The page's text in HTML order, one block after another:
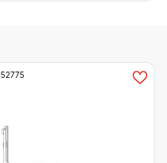
52775